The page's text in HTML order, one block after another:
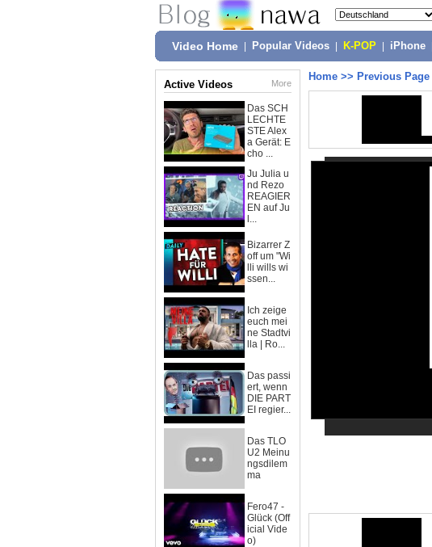
Video Home Popular Videos K-POP iPhone
Active Videos More
Das SCH
LECHTE
STE Alex
a Gerät: E
cho ...
Ju Julia u
nd Rezo
REAGIER
EN auf Ju
l...
Bizarrer Z
off um "Wi
lli wills wi
ssen...
Ich zeige
euch mei
ne Stadtvi
lla | Ro...
Das passi
ert, wenn
DIE PART
EI regier...
Das TLO
U2 Meinu
ngsdilem
ma
Fero47 -
Glück (Off
icial Vide
o)
Home >> Previous Page